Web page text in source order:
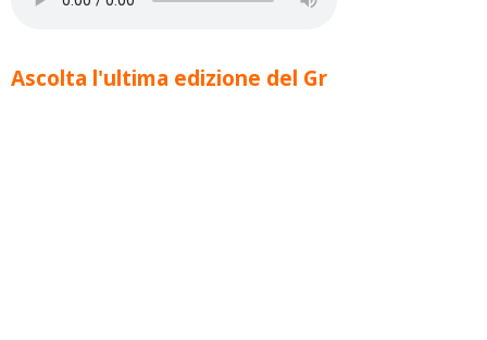
Ascolta l'ultima edizione del Gr